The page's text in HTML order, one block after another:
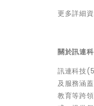
更多詳細
關於訊連
訊連科技
及服務涵
教育等跨